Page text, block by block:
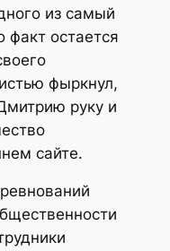
из самый
факт остается
фыркнул,
руку и
сайте.